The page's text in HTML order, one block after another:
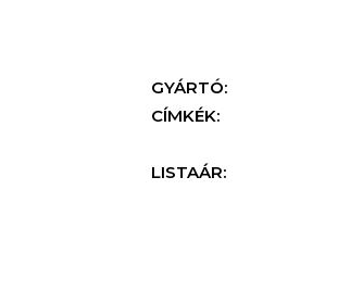
GYÁRTÓ:
CÍMKÉK:
LISTAÁR: